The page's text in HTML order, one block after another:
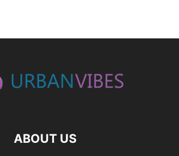
ABOUT US